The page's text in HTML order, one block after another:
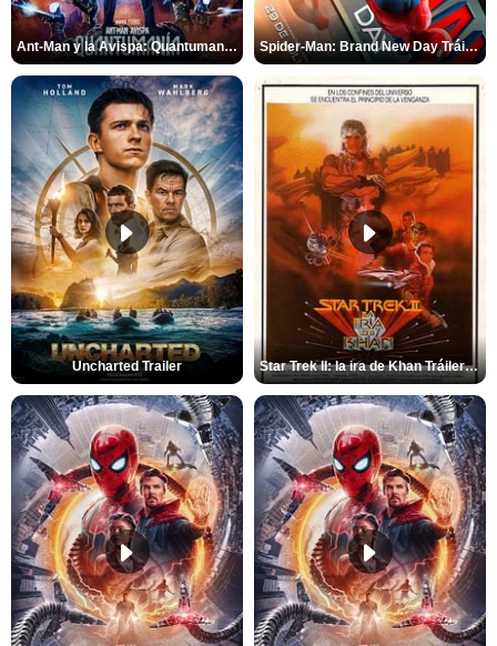
Ant-Man y la Avispa: Quantumanía Tráiler (2) Spider-Man: Brand New Day Tráiler (3)
Uncharted Trailer Star Trek II: la ira de Khan Tráiler VO